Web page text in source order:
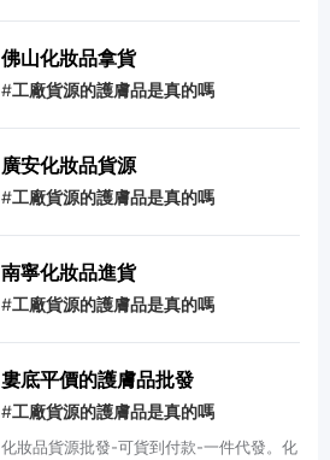
臺。里面有一些商家會發布手工活,但是不
多。2、在廣州小商...浙江有批發化妝品工
佛山化妝品拿貨
#工廠貨源的護膚品是真的嗎
廣安化妝品貨源
#工廠貨源的護膚品是真的嗎
南寧化妝品進貨
#工廠貨源的護膚品是真的嗎
婁底平價的護膚品批發
#工廠貨源的護膚品是真的嗎
化妝品貨源批發-可貨到付款-一件代發。化